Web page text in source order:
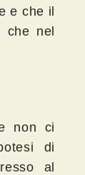
e che il
che nel
non ci
di
al